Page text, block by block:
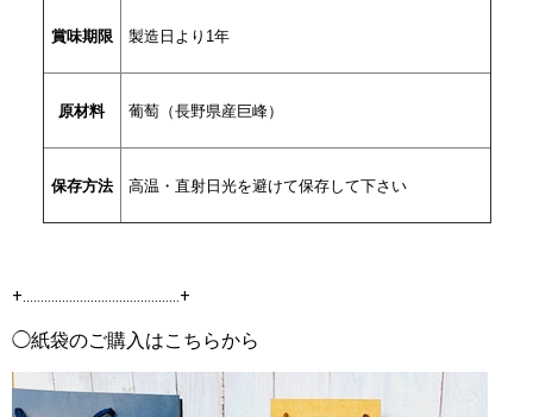
賞味期限 製造日より1年
原材料 葡萄（長野県産巨峰）
保存方法 高温・直射日光を避けて保存して下さい
+‥‥‥‥‥‥‥‥‥‥‥‥‥‥‥‥‥‥‥‥‥‥+
◯紙袋のご購入はこちらから